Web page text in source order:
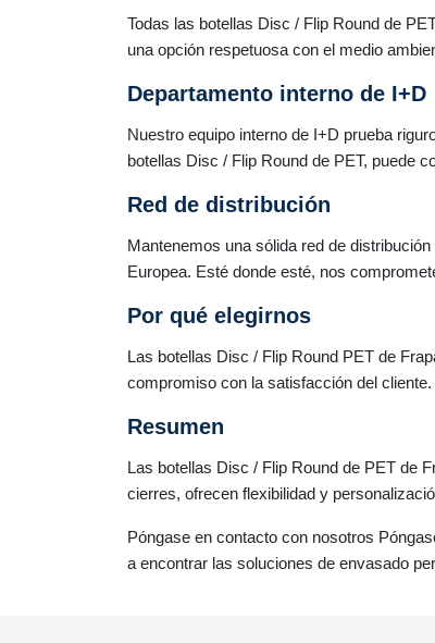
Todas las botellas Disc / Flip Round de
una opción respetuosa con el medio
Departamento interno de I+D
Nuestro equipo interno de I+D prueba
botellas Disc / Flip Round de PET, puede
Red de distribución
Mantenemos una sólida red de
Europea. Esté donde esté, nos
Por qué elegirnos
Las botellas Disc / Flip Round PET de
compromiso con la satisfacción del
Resumen
Las botellas Disc / Flip Round de PET de
cierres, ofrecen flexibilidad y
Póngase en contacto con nosotros
a encontrar las soluciones de envasado